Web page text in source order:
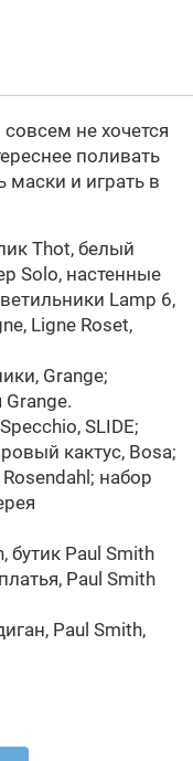
не хочется
поливать
и играть в
Thot, белый
Solo, настенные
Lamp 6,
Ligne Roset,
Grange;
Grange.
SLIDE;
кактус, Bosa;
набор
бутик Paul Smith
Paul Smith
Paul Smith,